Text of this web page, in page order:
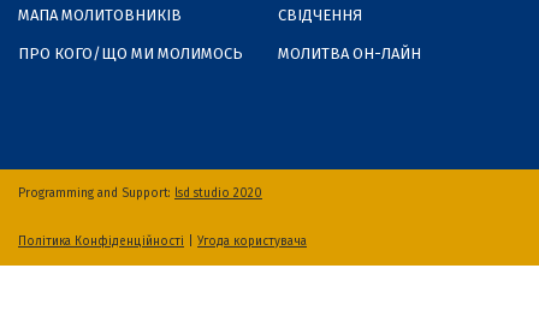
МАПА МОЛИТОВНИКІВ
ПРО КОГО/ЩО МИ МОЛИМОСЬ
СВІДЧЕННЯ
МОЛИТВА ОН-ЛАЙН
Programming and Support: lsd studio 2020
Політика Конфіденційності Угода користувача